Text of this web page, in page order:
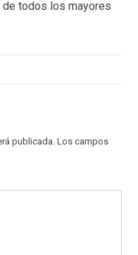
de todos los mayores
publicada. Los campos